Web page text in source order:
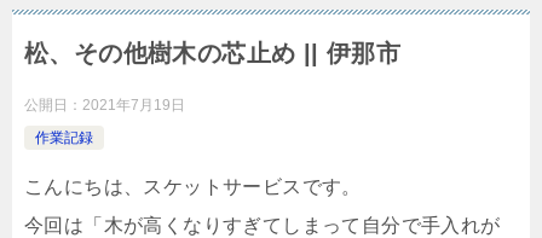
松、その他樹木の芯止め || 伊那市
公開日： 2021年7月19日
作業記録
こんにちは、スケットサービスです。
今回は「木が高くなりすぎてしまって自分で手入れが